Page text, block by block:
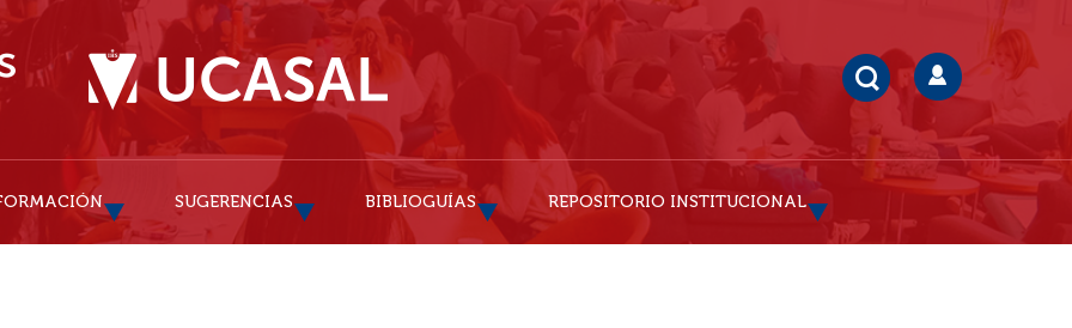
SUGERENCIAS BIBLIOGUÍAS REPOSITORIO INSTITUCIONAL